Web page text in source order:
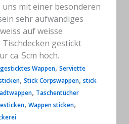
mit einer besonderen
sehr aufwändiges
auf weisse
gestickt
ca. 5cm hoch.
gesticktes Wappen, Serviette
, Stick Corpswappen, stick
, Taschentücher
, Wappen sticken,